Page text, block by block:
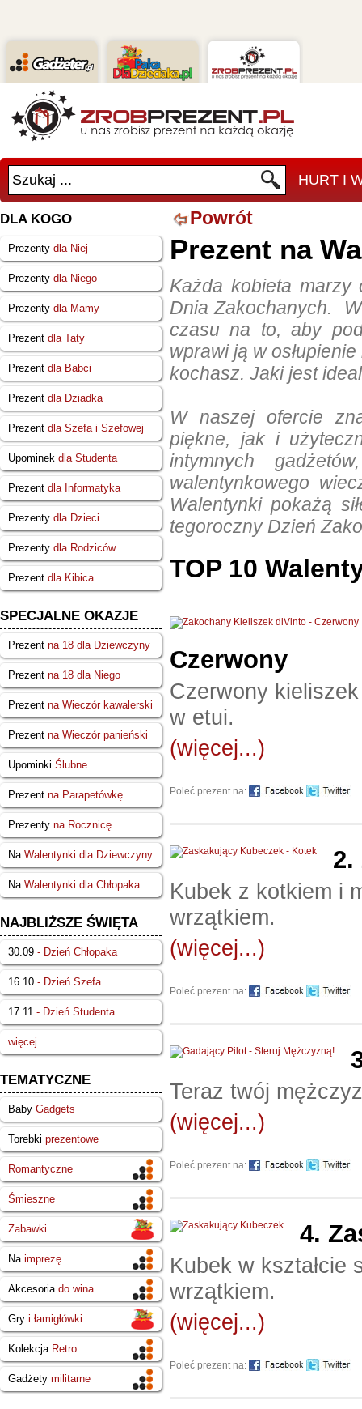
Szukaj ... HURT I
DLA KOGO
Prezenty dla Niej
Prezenty dla Niego
Prezenty dla Mamy
Prezent dla Taty
Prezent dla Babci
Prezent dla Dziadka
Prezent dla Szefa i Szefowej
Upominek dla Studenta
Prezent dla Informatyka
Prezenty dla Dzieci
Prezenty dla Rodziców
Prezent dla Kibica
SPECJALNE OKAZJE
Prezent na 18 dla Dziewczyny
Prezent na 18 dla Niego
Prezent na Wieczór kawalerski
Prezent na Wieczór panieński
Upominki Ślubne
Prezent na Parapetówkę
Prezenty na Rocznicę
NaWalentynki dla Dziewczyny
NaWalentynki dla Chłopaka
NAJBLIŻSZE ŚWIĘTA
30.09 - Dzień Chłopaka
16.10 - Dzień Szefa
17.11 - Dzień Studenta
więcej...
TEMATYCZNE
Baby Gadgets
Torebki prezentowe
Romantyczne
Śmieszne
Zabawki
Naimprezę
Akcesoriado wina
Gry i łamigłówki
KolekcjaRetro
Gadżety militarne
Powrót
Prezent na
Każda kobieta marzy
Dnia Zakochanych.
czasu na to, aby
wprawi ją w
kochasz. Jaki jest
W naszej ofercie
piękne, jak i
intymnych
walentynkowego
Walentynki pokażą
tegoroczny Dzień
TOP 10
Czerwony
Czerwony
w etui.
(więcej...)
Poleć prezent na:
2.
Kubek z kotkiem i
wrzątkiem.
(więcej...)
Poleć prezent na:
Teraz twój
(więcej...)
Poleć prezent na:
4.
Kubek w kształcie
wrzątkiem.
(więcej...)
Poleć prezent na: